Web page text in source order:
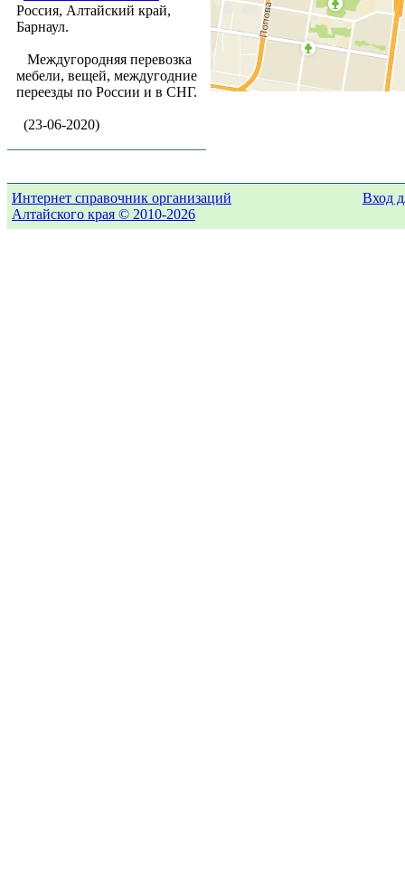
Россия, Алтайский край,
Барнаул.
Междугородняя перевозка
мебели, вещей, междугодние
переезды по России и в СНГ.
(23-06-2020)
Интернет справочник организаций
Алтайского края © 2010-2026
Вход